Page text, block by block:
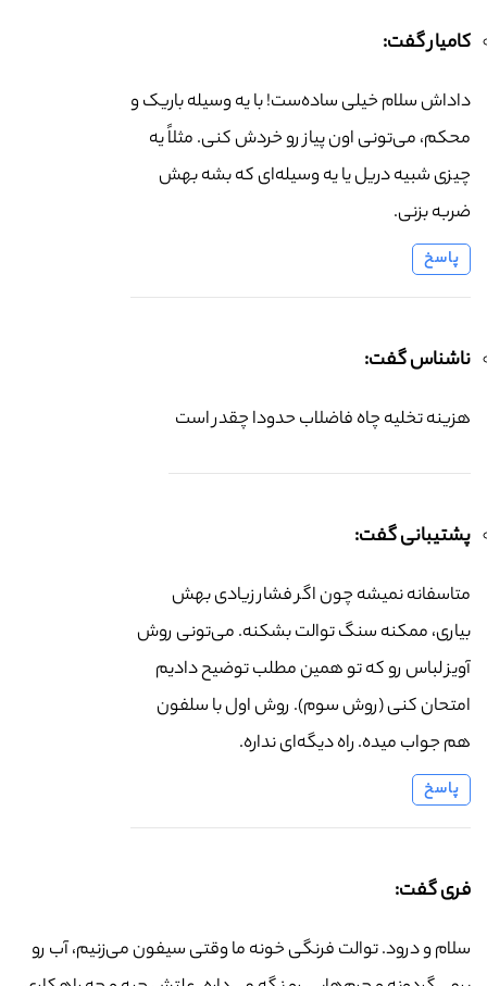
کامیار گفت:
داداش سلام خیلی ساده‌ست! با یه وسیله باریک و
محکم، می‌تونی اون پیاز رو خردش کنی. مثلاً یه
چیزی شبیه دریل یا یه وسیله‌ای که بشه بهش
ضربه بزنی.
پاسخ
ناشناس گفت:
هزینه تخلیه چاه فاضلاب حدودا چقدر است
پشتیبانی گفت:
متاسفانه نمیشه چون اگر فشار زیادی بهش
بیاری، ممکنه سنگ توالت بشکنه. می‌تونی روش
آویز لباس رو که تو همین مطلب توضیح دادیم
امتحان کنی (روش سوم). روش اول با سلفون
هم جواب میده. راه دیگه‌ای نداره.
پاسخ
فری گفت:
سلام و درود. توالت فرنگی خونه ما وقتی سیفون می‌زنیم، آب رو